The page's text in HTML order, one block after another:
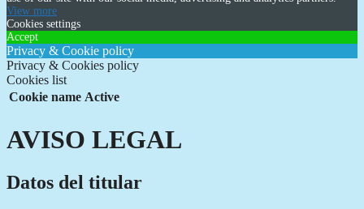
View more
Cookies settings
Accept
Privacy & Cookie policy
Privacy & Cookies policy
Cookies list
Cookie name Active
AVISO LEGAL
Datos del titular